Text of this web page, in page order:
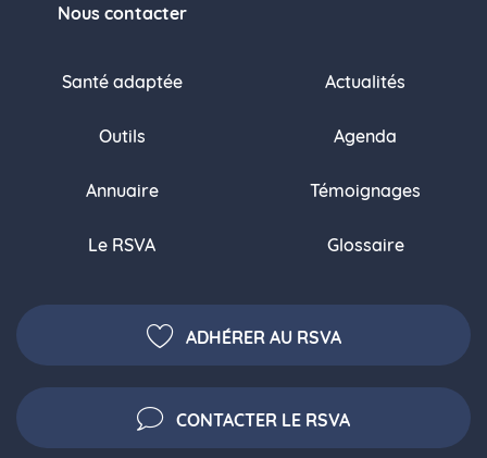
Nous contacter
Santé adaptée
Outils
Annuaire
Le RSVA
Actualités
Agenda
Témoignages
Glossaire
ADHÉRER AU RSVA
CONTACTER LE RSVA